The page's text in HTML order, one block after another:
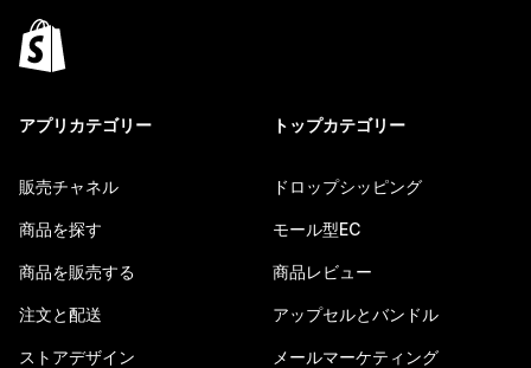
アプリカテゴリー
販売チャネル
商品を探す
商品を販売する
注文と配送
ストアデザイン
トップカテゴリー
ドロップシッピング
モール型EC
商品レビュー
アップセルとバンドル
メールマーケティング